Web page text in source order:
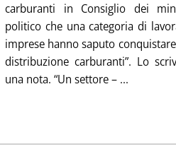
carburanti in Consiglio dei
politico che una categoria di
imprese hanno saputo
distribuzione carburanti”. Lo
una nota. “Un settore – ...